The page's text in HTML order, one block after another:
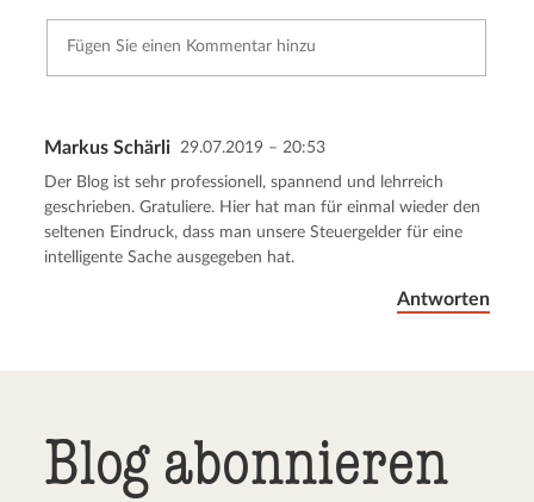
Abbrechen Kommentar senden
Markus Schärli 29.07.2019 – 20:53
Der Blog ist sehr professionell, spannend und lehrreich
geschrieben. Gratuliere. Hier hat man für einmal wieder den
seltenen Eindruck, dass man unsere Steuergelder für eine
intelligente Sache ausgegeben hat.
Antworten
Blog abonnieren